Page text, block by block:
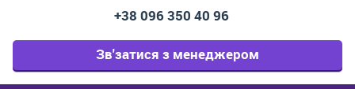
+38 096 350 40 96
Зв'затися з менеджером